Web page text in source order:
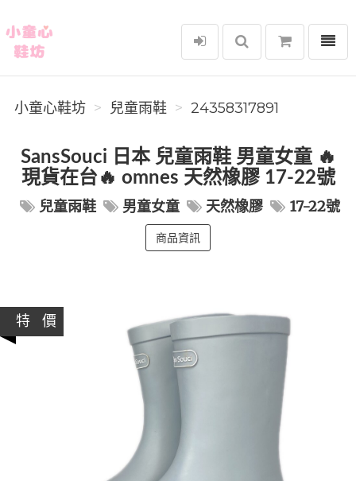
小童心鞋坊
選單
小童心鞋坊 兒童雨鞋 24358317891
SansSouci 日本 兒童雨鞋 男童女童 🔥
現貨在台🔥 omnes 天然橡膠 17-22號
兒童雨鞋 男童女童 天然橡膠 17-22號
商品資訊
特 價